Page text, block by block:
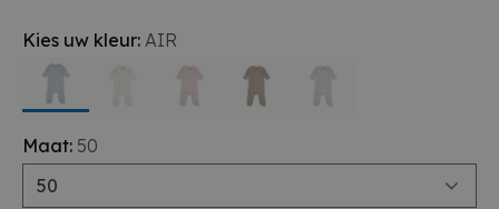
Kies uw kleur: AIR
Maat: 50
50